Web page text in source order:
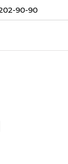
90-90